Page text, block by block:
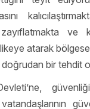
ve
atarak
bir tehdit